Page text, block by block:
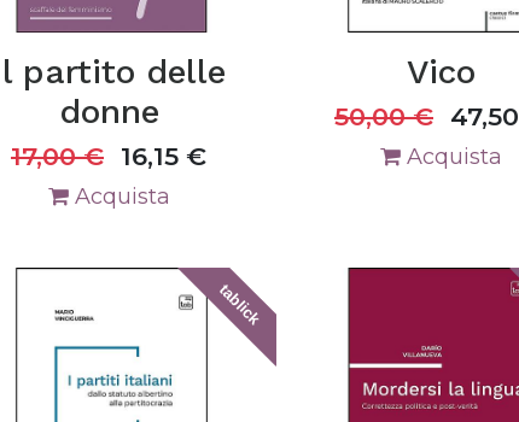
partito delle
donne
17,00€ 16,15 €
Acquista
Vico
50,00€ 47,50
Acquista
tablick